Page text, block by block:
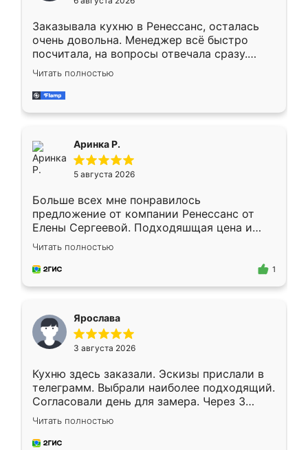
мебели буду заказывать только здесь.
Заказывала кухню в Ренессанс, осталась
очень довольна. Менеджер всё быстро
посчитала, на вопросы отвечала сразу.
Замерщик приехал в субботу, подошёл к
делу со всей ответственностью. Собрали
за день, ребята работали аккуратно, даже
Читать полностью
Аринка Р.
5 августа 2026
Больше всех мне понравилось
предложение от компании Ренессанс от
Елены Сергеевой. Подходяшщая цена и
короткие сроки изготовления. Приехавший
для замера сотрудник Владислав
предложил по моему эскизу самый
Читать полностью
1
Ярослава
3 августа 2026
Кухню здесь заказали. Эскизы прислали в
телеграмм. Выбрали наиболее подходящий.
Согласовали день для замера. Через 3
недели кухня была уже готова. Остались
довольны работой. Спасибо Ренессанс
мебель за качественную работу!
Читать полностью